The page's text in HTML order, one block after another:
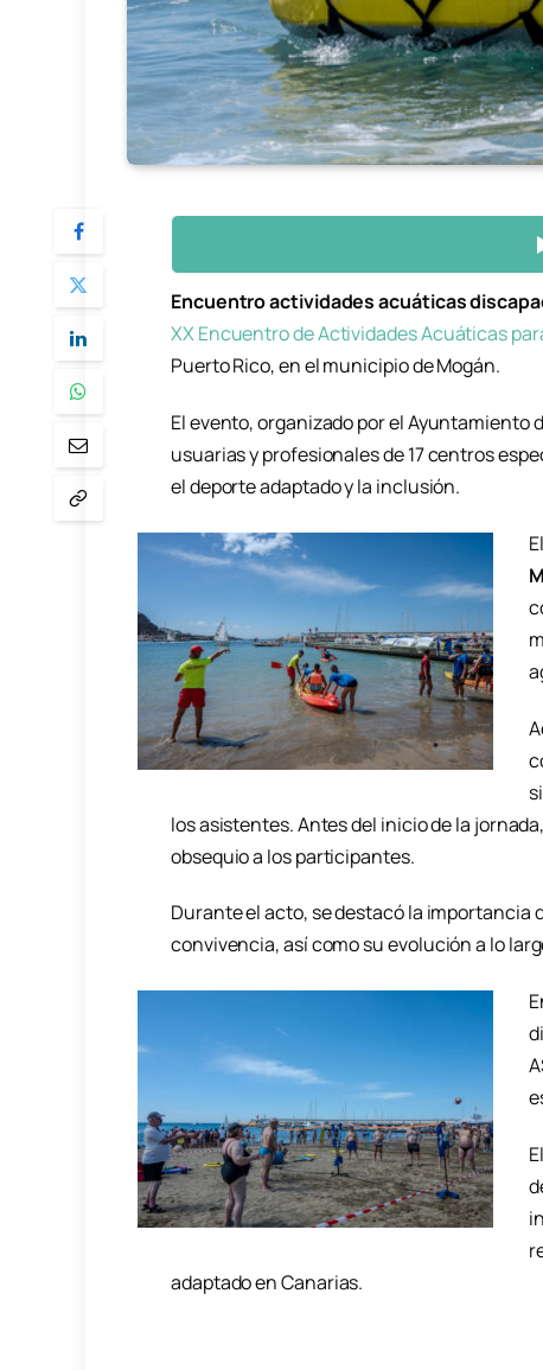
Encuentro actividades acuáticas
XX Encuentro de Actividades Acuáticas
Puerto Rico, en el municipio de Mogán.
El evento, organizado por el Ayuntamiento
usuarias y profesionales de 17 centros
el deporte adaptado y la inclusión.
El
los asistentes. Antes del inicio de la
obsequio a los participantes.
Durante el acto, se destacó la importancia
convivencia, así como su evolución a lo
adaptado en Canarias.